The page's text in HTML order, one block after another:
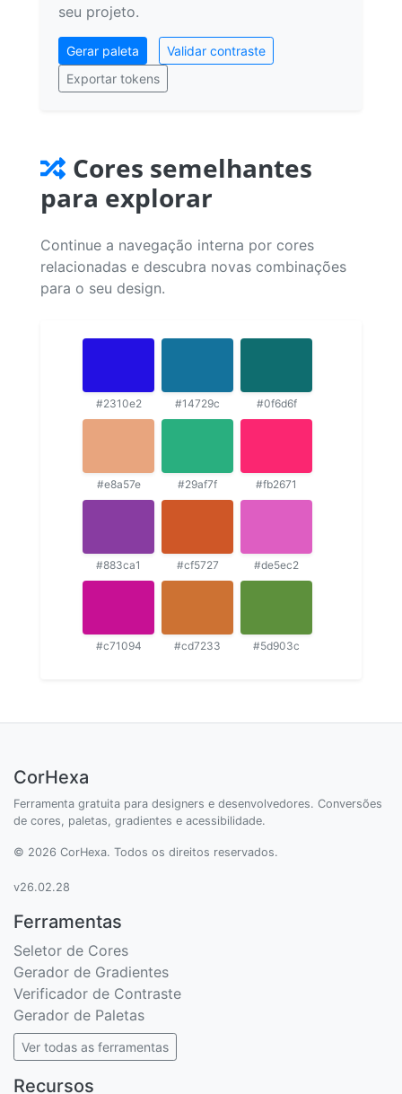
seu projeto.
Gerar paleta
Validar contraste
Exportar tokens
Cores semelhantes
para explorar
Continue a navegação interna por cores
relacionadas e descubra novas combinações
para o seu design.
#2310e2 #14729c #0f6d6f
#e8a57e #29af7f #fb2671
#883ca1 #cf5727 #de5ec2
#c71094 #cd7233 #5d903c
CorHexa
Ferramenta gratuita para designers e desenvolvedores. Conversões
de cores, paletas, gradientes e acessibilidade.
© 2026 CorHexa. Todos os direitos reservados.
v26.02.28
Ferramentas
Seletor de Cores
Gerador de Gradientes
Verificador de Contraste
Gerador de Paletas
Ver todas as ferramentas
Recursos